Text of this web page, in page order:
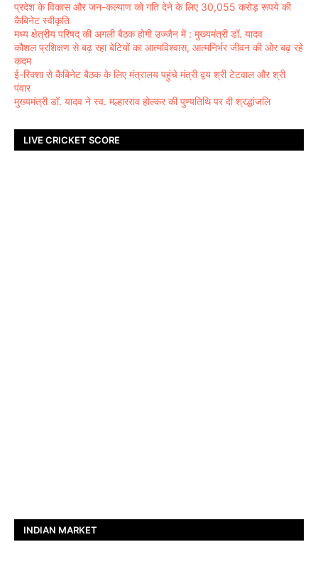
प्रदेश के विकास और जन-कल्याण को गति देने के लिए 30,055 करोड़ रूपये की
कैबिनेट स्वीकृति
मध्य क्षेत्रीय परिषद् की अगली बैठक होगी उज्जैन में : मुख्यमंत्री डॉ. यादव
कौशल प्रशिक्षण से बढ़ रहा बेटियों का आत्मविश्वास, आत्मनिर्भर जीवन की ओर बढ़ रहे
कदम
ई-रिक्शा से कैबिनेट बैठक के लिए मंत्रालय पहुंचे मंत्री द्वय श्री टेटवाल और श्री
पंवार
मुख्यमंत्री डॉ. यादव ने स्व. मल्हारराव होल्कर की पुण्यतिथि पर दी श्रद्धांजलि
LIVE CRICKET SCORE
INDIAN MARKET